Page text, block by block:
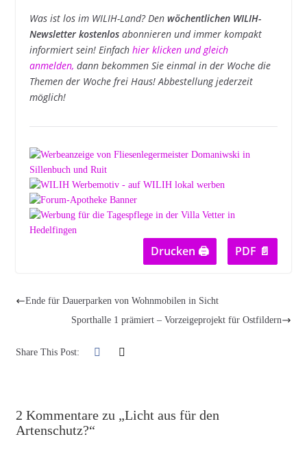
Was ist los im WILIH-Land? Den wöchentlichen WILIH-
Newsletter kostenlosabonnieren und immer kompakt
informiert sein! Einfach hier klicken und gleich
anmelden, dann bekommen Sie einmal in der Woche die
Themen der Woche frei Haus! Abbestellung jederzeit
möglich!
Drucken 🖨 PDF 📄
Ende für Dauerparken von Wohnmobilen in Sicht
Sporthalle 1 prämiert – Vorzeigeprojekt für Ostfildern
Share This Post:
2 Kommentare zu „Licht aus für den
Artenschutz?“